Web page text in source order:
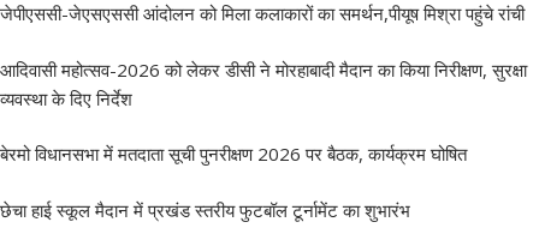
जेपीएससी-जेएसएससी आंदोलन को मिला कलाकारों का समर्थन,पीयूष मिश्रा पहुंचे रांची
आदिवासी महोत्सव-2026 को लेकर डीसी ने मोरहाबादी मैदान का किया निरीक्षण, सुरक्षा
व्यवस्था के दिए निर्देश
बेरमो विधानसभा में मतदाता सूची पुनरीक्षण 2026 पर बैठक, कार्यक्रम घोषित
छेचा हाई स्कूल मैदान में प्रखंड स्तरीय फुटबॉल टूर्नामेंट का शुभारंभ